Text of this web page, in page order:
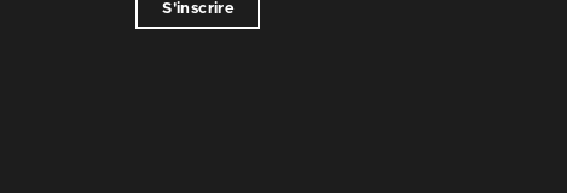
S'inscrire